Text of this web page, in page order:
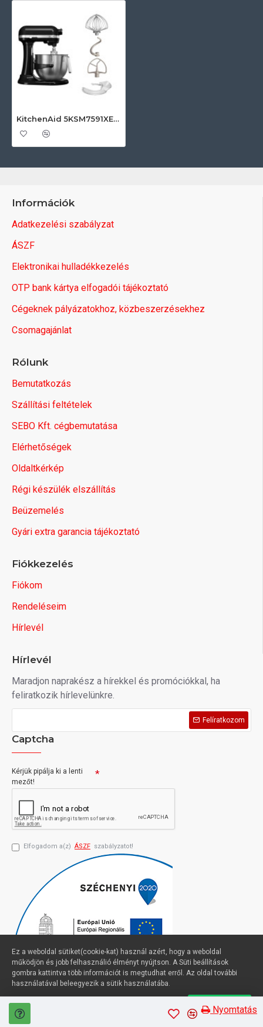
Nyomtatás
KitchenAid 5KSM7591XEOB KitchenAid professzionális robotgép
Információk
Adatkezelési szabályzat
ÁSZF
Elektronikai hulladékkezelés
OTP bank kártya elfogadói tájékoztató
Cégeknek pályázatokhoz, közbeszerzésekhez
Csomagajánlat
Rólunk
Bemutatkozás
Szállítási feltételek
SEBO Kft. cégbemutatása
Elérhetőségek
Oldaltkérkép
Régi készülék elszállítás
Beüzemelés
Gyári extra garancia tájékoztató
Fiókkezelés
Fiókom
Rendeléseim
Hírlevél
Hírlevél
Maradjon naprakész a hírekkel és promóciókkal, ha
feliratkozik hírlevelünkre.
Felíratkozom
Captcha
Kérjük pipálja ki a lenti
mezőt!
Elfogadom a(z) ÁSZF szabályzatot!
Profimuszaki.hu - exPanda ERP
Ez a weboldal sütiket(cookie-kat) használ azért, hogy a weboldal
működjön és jobb felhasználió élményt nyújtson. A Süti beállítások
gombra kattintva több információt is megtudhat erről. Az oldal további
használatával beleegyezik a sütik használatába.
Süti beállítások Elfogadom